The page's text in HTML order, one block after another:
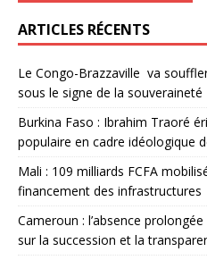
ARTICLES RÉCENTS
Le Congo-Brazzaville va
sous le signe de la souveraineté
Burkina Faso : Ibrahim Traoré
populaire en cadre idéologique
Mali : 109 milliards FCFA
financement des infrastructures
Cameroun : l’absence
sur la succession et la